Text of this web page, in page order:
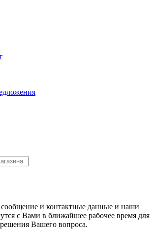
и контактные данные и наши
с Вами в ближайшее рабочее время для
решения Вашего вопроса.